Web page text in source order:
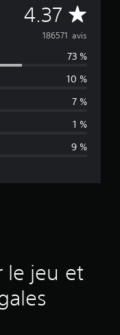
4.37 M
o
y
e
n
n
d
a
186571 avis
73 %
10 %
7 %
1 %
9 %
le jeu et